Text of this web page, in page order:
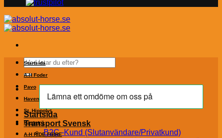
Sök
efter:
Startsida
Transport Svensk
B2C–Kund (Slutanvändare/Privatkund)
Startsida
A-H Foder
Pavo
Havens
St. Hippolyt
Hästströ
A-H RIDE FIBRE